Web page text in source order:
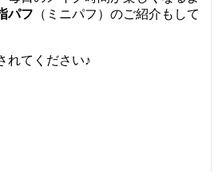
パフ （ミニパフ）のご紹介もして
れてください♪